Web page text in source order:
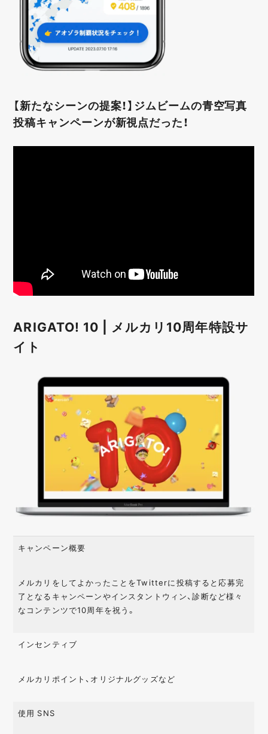
【新たなシーンの提案！】ジムビームの青空写真
投稿キャンペーンが新視点だった！
ARIGATO! 10 | メルカリ10周年特設サ
イト
キャンペーン概要
メルカリをしてよかったことをTwitterに投稿すると応募完
了となるキャンペーンやインスタントウィン、診断など様々
なコンテンツで10周年を祝う。
インセンティブ
メルカリポイント、オリジナルグッズなど
使用 SNS